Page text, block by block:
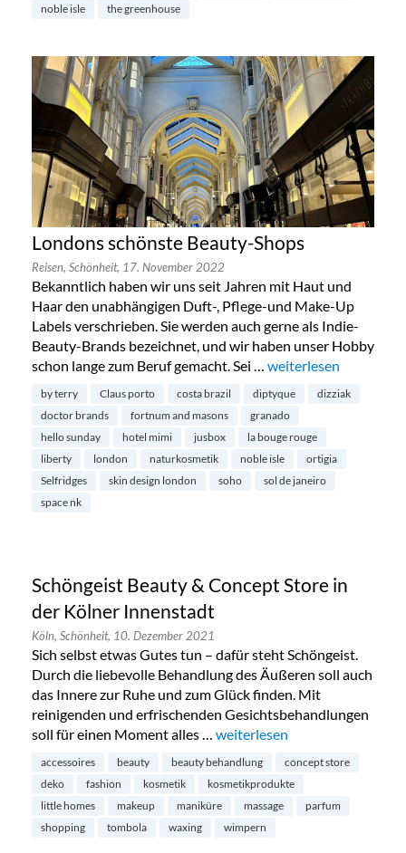
noble isle
the greenhouse
Londons schönste Beauty-Shops
Reisen, Schönheit, 17. November 2022
Bekanntlich haben wir uns seit Jahren mit Haut und
Haar den unabhängigen Duft-, Pflege-und Make-Up
Labels verschrieben. Sie werden auch gerne als Indie-
Beauty-Brands bezeichnet, und wir haben unser Hobby
schon lange zum Beruf gemacht. Sei … „Londons schönste
weiterlesen
by terry Claus porto costa brazil diptyque
dizziak
doctor brands
fortnum and masons
granado
hello sunday
hotel mimi jusbox
la bouge rouge
liberty
london naturkosmetik noble isle
ortigia
Selfridges
skin design london soho
sol de janeiro
space nk
Schöngeist Beauty & Concept Store in
der Kölner Innenstadt
Köln, Schönheit, 10. Dezember 2021
Sich selbst etwas Gutes tun – dafür steht Schöngeist.
Durch die liebevolle Behandlung des Äußeren soll auch
das Innere zur Ruhe und zum Glück finden. Mit
reinigenden und erfrischenden Gesichtsbehandlungen
soll für einen Moment alles … „Schöngeist Beauty &
weiterlesen
accessoires beauty beauty behandlung
concept store
deko
fashion kosmetik
kosmetikprodukte
little homes
makeup maniküre massage
parfum
shopping
tombola waxing wimpern